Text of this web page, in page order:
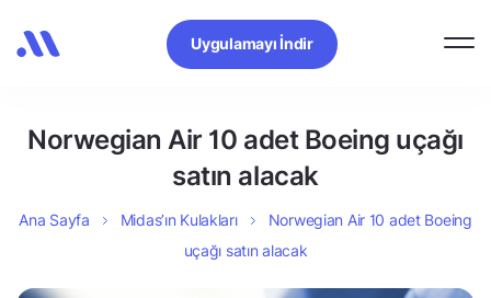
Uygulamayı İndir
Norwegian Air 10 adet Boeing uçağı
satın alacak
Ana Sayfa Midas’ın Kulakları
Norwegian Air 10 adet Boeing
uçağı satın alacak